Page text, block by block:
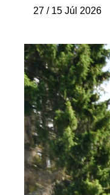
27 / 15 Júl 2026